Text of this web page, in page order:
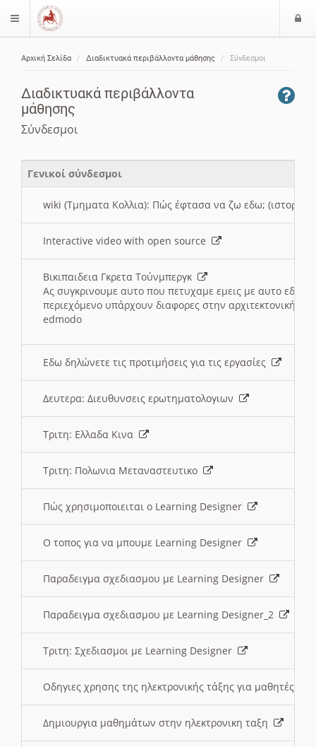
$langMenu
Αρχική Σελίδα Διαδικτυακά περιβάλλοντα μάθησης Σύνδεσμοι
Διαδικτυακά περιβάλλοντα
μάθησης
Σύνδεσμοι
Γενικοί σύνδεσμοι
wiki (Τμηματα Κολλια): Πώς έφτασα να ζω εδω; (ιστορια)
Interactive video with open source
Βικιπαιδεια Γκρετα Τούνμπεργκ
Ας συγκρινουμε αυτο που πετυχαμε εμεις με αυτο εδω
περιεχόμενο υπάρχουν διαφορες στην αρχιτεκτονική
edmodo
Εδω δηλώνετε τις προτιμήσεις για τις εργασίες
Δευτερα: Διευθυνσεις ερωτηματολογιων
Τριτη: Ελλαδα Κινα
Τριτη: Πολωνια Μεταναστευτικο
Πώς χρησιμοποιειται ο Learning Designer
O τοπος για να μπουμε Learning Designer
Παραδειγμα σχεδιασμου με Learning Designer
Παραδειγμα σχεδιασμου με Learning Designer_2
Τριτη: Σχεδιασμοι με Learning Designer
Οδηγιες χρησης της ηλεκτρονικής τάξης για μαθητές
Δημιουργια μαθημάτων στην ηλεκτρονικη ταξη